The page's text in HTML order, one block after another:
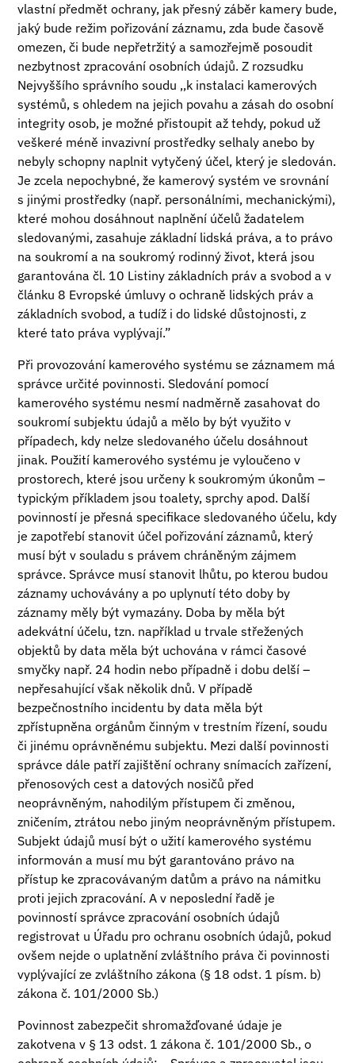
vlastní předmět ochrany, jak přesný záběr kamery bude,
jaký bude režim pořizování záznamu, zda bude časově
omezen, či bude nepřetržitý a samozřejmě posoudit
nezbytnost zpracování osobních údajů. Z rozsudku
Nejvyššího správního soudu ,,k instalaci kamerových
systémů, s ohledem na jejich povahu a zásah do osobní
integrity osob, je možné přistoupit až tehdy, pokud už
veškeré méně invazivní prostředky selhaly anebo by
nebyly schopny naplnit vytyčený účel, který je sledován.
Je zcela nepochybné, že kamerový systém ve srovnání
s jinými prostředky (např. personálními, mechanickými),
které mohou dosáhnout naplnění účelů žadatelem
sledovanými, zasahuje základní lidská práva, a to právo
na soukromí a na soukromý rodinný život, která jsou
garantována čl. 10 Listiny základních práv a svobod a v
článku 8 Evropské úmluvy o ochraně lidských práv a
základních svobod, a tudíž i do lidské důstojnosti, z
které tato práva vyplývají.”
Při provozování kamerového systému se záznamem má
správce určité povinnosti. Sledování pomocí
kamerového systému nesmí nadměrně zasahovat do
soukromí subjektu údajů a mělo by být využito v
případech, kdy nelze sledovaného účelu dosáhnout
jinak. Použití kamerového systému je vyloučeno v
prostorech, které jsou určeny k soukromým úkonům –
typickým příkladem jsou toalety, sprchy apod. Další
povinností je přesná specifikace sledovaného účelu, kdy
je zapotřebí stanovit účel pořizování záznamů, který
musí být v souladu s právem chráněným zájmem
správce. Správce musí stanovit lhůtu, po kterou budou
záznamy uchovávány a po uplynutí této doby by
záznamy měly být vymazány. Doba by měla být
adekvátní účelu, tzn. například u trvale střežených
objektů by data měla být uchována v rámci časové
smyčky např. 24 hodin nebo případně i dobu delší –
nepřesahující však několik dnů. V případě
bezpečnostního incidentu by data měla být
zpřístupněna orgánům činným v trestním řízení, soudu
či jinému oprávněnému subjektu. Mezi další povinnosti
správce dále patří zajištění ochrany snímacích zařízení,
přenosových cest a datových nosičů před
neoprávněným, nahodilým přístupem či změnou,
zničením, ztrátou nebo jiným neoprávněným přístupem.
Subjekt údajů musí být o užití kamerového systému
informován a musí mu být garantováno právo na
přístup ke zpracovávaným datům a právo na námitku
proti jejich zpracování. A v neposlední řadě je
povinností správce zpracování osobních údajů
registrovat u Úřadu pro ochranu osobních údajů, pokud
ovšem nejde o uplatnění zvláštního práva či povinnosti
vyplývající ze zvláštního zákona (§ 18 odst. 1 písm. b)
zákona č. 101/2000 Sb.)
Povinnost zabezpečit shromažďované údaje je
zakotvena v § 13 odst. 1 zákona č. 101/2000 Sb., o